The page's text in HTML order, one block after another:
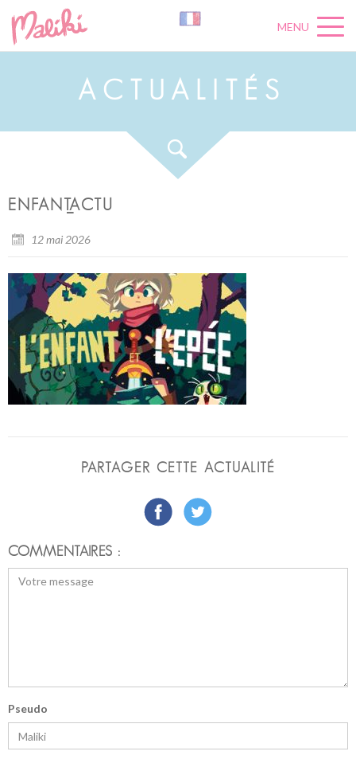
MENU
A C U A L É S
ENFANT_ACTU
12 mai 2026
PARTAGER CETTE ACTUALITÉ
COMMENTAIRES :
Pseudo